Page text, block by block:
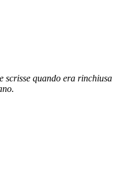
scrisse quando era rinchiusa